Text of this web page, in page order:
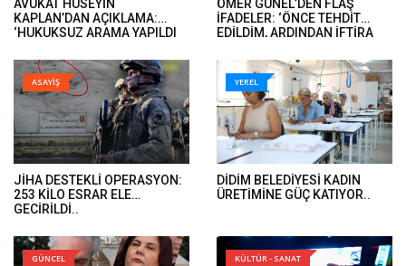
AVUKAT HÜSEYİN
KAPLAN’DAN AÇIKLAMA:
‘HUKUKSUZ ARAMA YAPILDI
DOSYALARINA EL KONULDU’..
ÖMER GÜNEL’DEN FLAŞ
İFADELER: ‘ÖNCE TEHDİT
EDİLDİM, ARDINDAN İFTİRA
ASAYİŞ
JİHA DESTEKLİ OPERASYON:
253 KİLO ESRAR ELE
GEÇİRİLDİ..
YEREL
DİDİM BELEDİYESİ KADIN
ÜRETİMİNE GÜÇ KATIYOR..
GÜNCEL KÜLTÜR - SANAT